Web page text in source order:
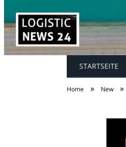
STARTSEITE
Home » New »